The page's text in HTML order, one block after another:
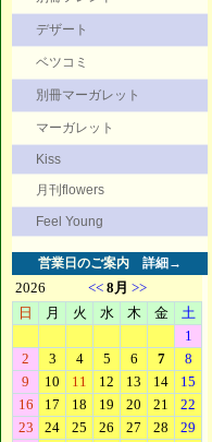
デザート
ベツコミ
別冊マーガレット
マーガレット
Kiss
月刊flowers
Feel Young
営業日のご案内 詳細→